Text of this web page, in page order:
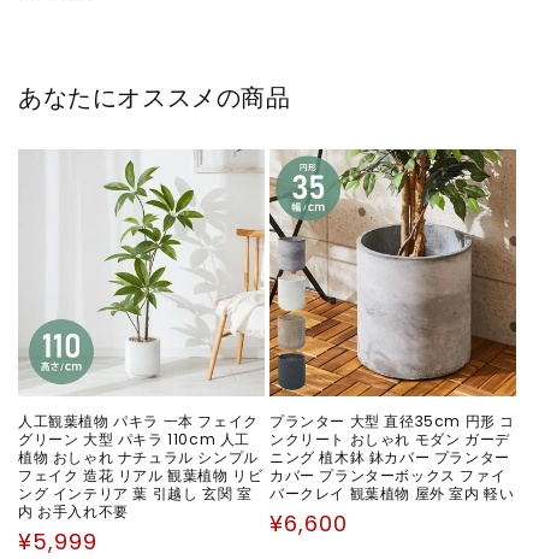
あなたにオススメの商品
人工観葉植物 パキラ 一本 フェイク
グリーン 大型 パキラ 110cm 人工
植物 おしゃれ ナチュラル シンプル
フェイク 造花 リアル 観葉植物 リビ
ング インテリア 葉 引越し 玄関 室
内 お手入れ不要
通
¥5,999
プランター 大型 直径35cm 円形 コ
ンクリート おしゃれ モダン ガーデ
ニング 植木鉢 鉢カバー プランター
カバー プランターボックス ファイ
バークレイ 観葉植物 屋外 室内 軽い
通
¥6,600